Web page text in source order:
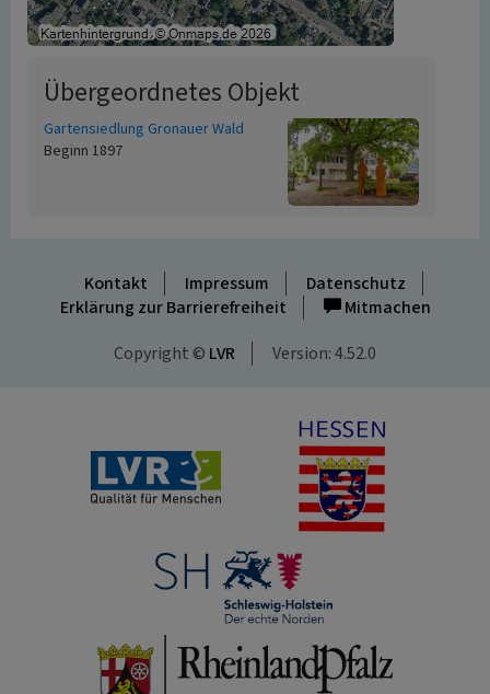
Übergeordnetes Objekt
Gartensiedlung Gronauer Wald
Beginn 1897
Kontakt Impressum
Datenschutz
Erklärung zur Barrierefreiheit
Mitmachen
Copyright © LVR Version: 4.52.0